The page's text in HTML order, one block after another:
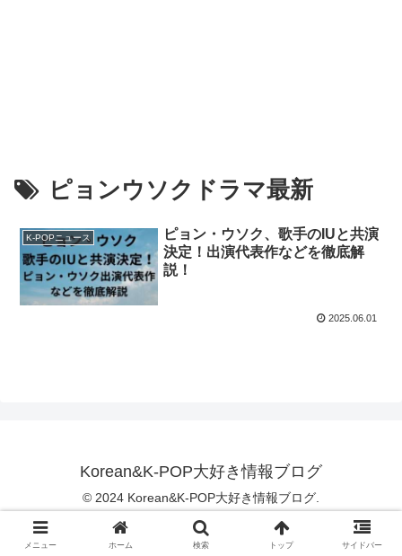
ピョンウソクドラマ最新
K-POPニュース
ピョン・ウソク、歌手のIUと共演
決定！出演代表作などを徹底解
説！
2025.06.01
Korean&K-POP大好き情報ブログ
© 2024 Korean&K-POP大好き情報ブログ.
メニュー ホーム 検索 トップ サイドバー